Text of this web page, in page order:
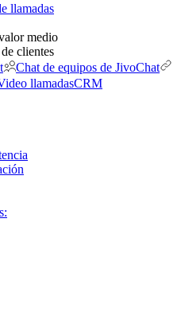
llamadas
medio
clientes
Chat de equipos de JivoChat
llamadasCRM